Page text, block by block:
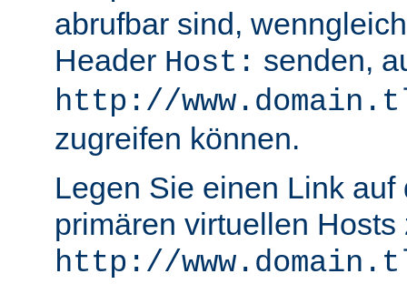
abrufbar sind,
Header Host: senden,
http://
zugreifen können.
Legen Sie einen Link auf
primären virtuellen Hosts
http://